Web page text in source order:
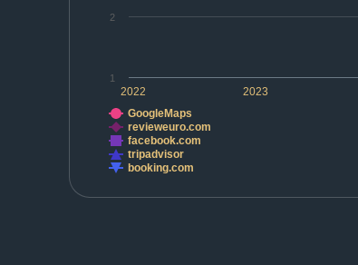
2022 2023
1
2
GoogleMaps
revieweuro.com
facebook.com
tripadvisor
booking.com